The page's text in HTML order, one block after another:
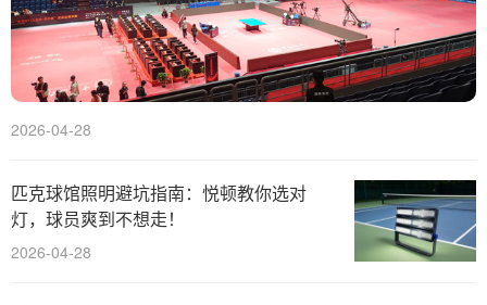
2026-04-28
匹克球馆照明避坑指南：悦顿教你选对
灯，球员爽到不想走！
2026-04-28